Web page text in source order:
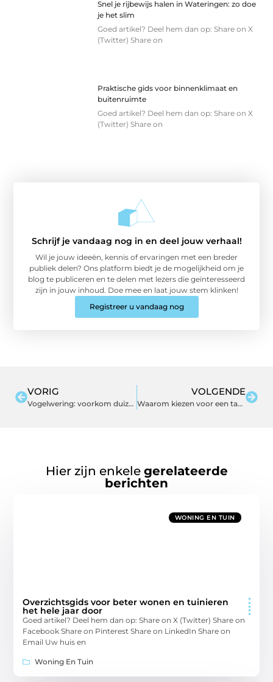
Snel je rijbewijs halen in Wateringen: zo doe
je het slim
Goed artikel? Deel hem dan op: Share on X
(Twitter) Share on
Praktische gids voor binnenklimaat en
buitenruimte
Goed artikel? Deel hem dan op: Share on X
(Twitter) Share on
Schrijf je vandaag nog in en deel jouw verhaal!
Wil je jouw ideeën, kennis of ervaringen met een breder
publiek delen? Ons platform biedt je de mogelijkheid om je
blog te publiceren en te delen met lezers die geïnteresseerd
zijn in jouw inhoud. Doe mee en laat jouw stem klinken!
Registreer u vandaag nog
VORIG
Vogelwering: voorkom duizenden euro’s schade aan je dak en dakgoot
VOLGENDE
Waarom kiezen voor een tandarts in het hart van Amersfoort?
Hier zijn enkele gerelateerde
berichten
WONING EN TUIN
Overzichtsgids voor beter wonen en tuinieren
het hele jaar door
Goed artikel? Deel hem dan op: Share on X (Twitter) Share on
Facebook Share on Pinterest Share on LinkedIn Share on
Email Uw huis en
Woning En Tuin